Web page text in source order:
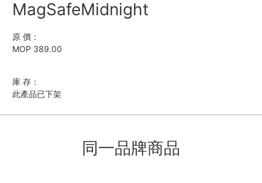
MagSafeMidnight
原 價：
MOP 389.00
庫 存：
此產品已下架
同一品牌商品